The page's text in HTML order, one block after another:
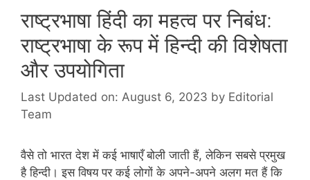
राष्ट्रभाषा हिंदी का महत्व पर निबंध:
राष्ट्रभाषा के रूप में हिन्दी की विशेषता
और उपयोगिता
Last Updated on: August 6, 2023 by Editorial
Team
वैसे तो भारत देश में कई भाषाएँ बोली जाती हैं, लेकिन सबसे प्रमुख
है हिन्दी। इस विषय पर कई लोगों के अपने-अपने अलग मत हैं कि